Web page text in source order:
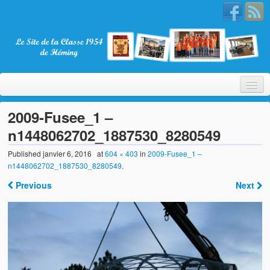
Bienvenue
La Classe 1954
Nos partenaires
2009-Fusee_1 –
n1448062702_1887530_8280549
Publishedjanvier 6, 2016 at604 × 403 in2009-Fusee_1 –
n1448062702_1887530_8280549.
Previous Next